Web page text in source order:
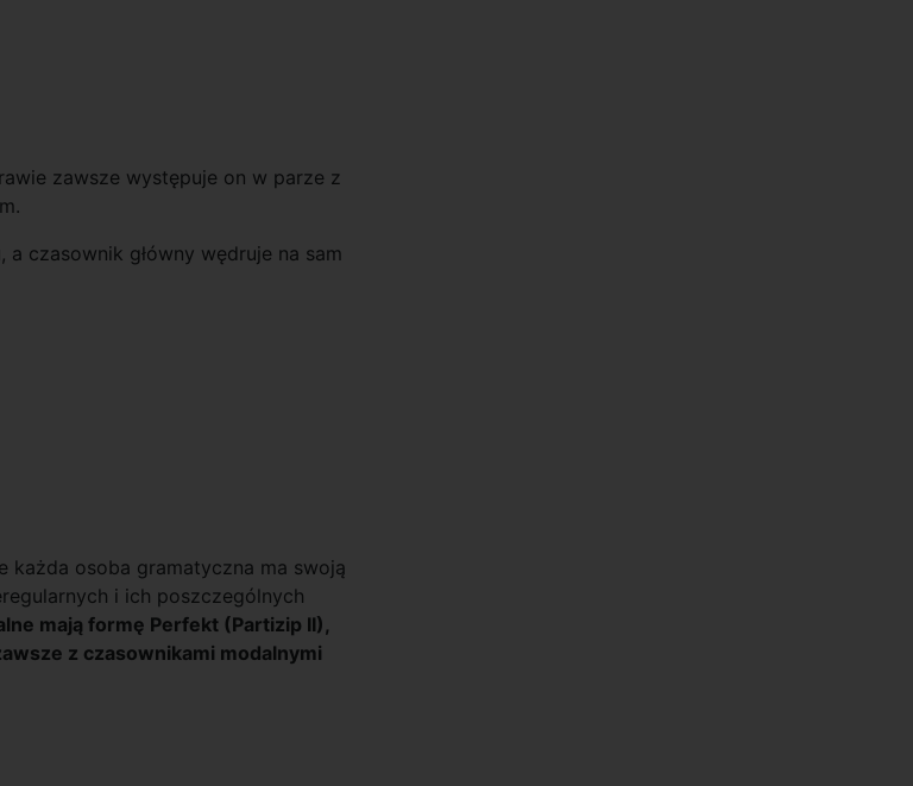
zawsze występuje on w parze z
czasownik główny wędruje na sam
każda osoba gramatyczna ma swoją
i ich poszczególnych
mają formę Perfekt (Partizip II),
z czasownikami modalnymi